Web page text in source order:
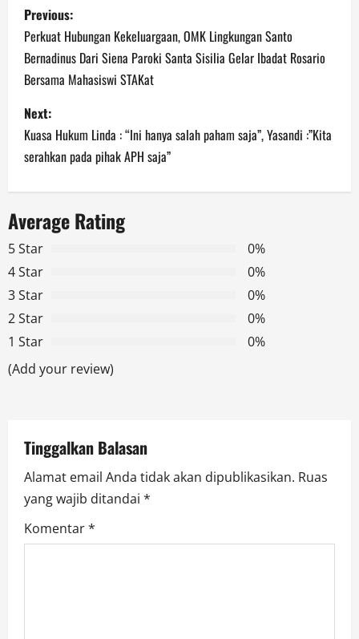
P
o
s
t
n
v
i
g
a
t
i
n
Previous:
Perkuat Hubungan Kekeluargaan, OMK Lingkungan Santo
Bernadinus Dari Siena Paroki Santa Sisilia Gelar Ibadat Rosario
Bersama Mahasiswi STAKat
Next:
Kuasa Hukum Linda : “Ini hanya salah paham saja”, Yasandi :”Kita
serahkan pada pihak APH saja”
Average Rating
5 Star
0%
4 Star
0%
3 Star
0%
2 Star
0%
1 Star
0%
(Add your review)
Tinggalkan Balasan
Alamat email Anda tidak akan dipublikasikan. Ruas
yang wajib ditandai *
Komentar*